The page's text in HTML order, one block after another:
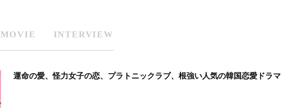
MOVIE INTERVIEW
運命の愛、怪力女子の恋、プラトニックラブ、根強い人気の韓国恋愛ドラマ